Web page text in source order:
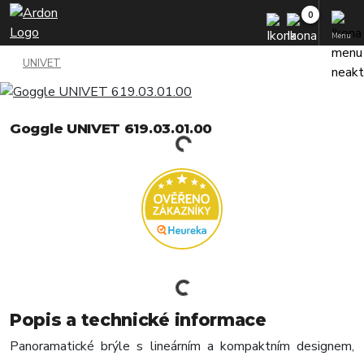
Menu
UNIVET
Goggle UNIVET 619.03.01.00
Popis a technické informace
Panoramatické brýle s lineárním a kompaktním designem,